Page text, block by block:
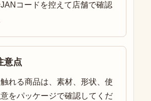
コードを控えて店舗で確認
意点
れる商品は、素材、形状、使
をパッケージで確認してくだ